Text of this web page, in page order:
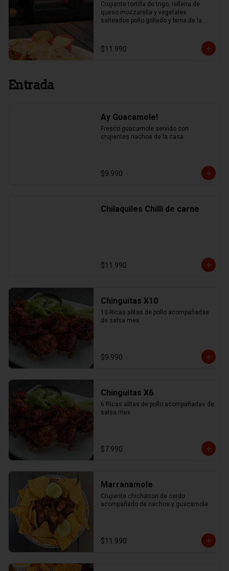
Crujiente tortilla de trigo, rellena de
queso mozzarella y vegetales
salteados pollo grillado y birria de la
$11.990
Entrada
Ay Guacamole!
Fresco guacamole servido con
crujientes nachos de la casa
$9.990
Chilaquiles Chilli de carne
$11.990
Chinguitas X10
10 Ricas alitas de pollo acompañadas
de salsa mex.
$9.990
Chinguitas X6
6 Ricas alitas de pollo acompañadas de
salsa mex.
$7.990
Marranamole
Crujiente chicharron de cerdo
acompañado de nachos y guacamole
$11.990